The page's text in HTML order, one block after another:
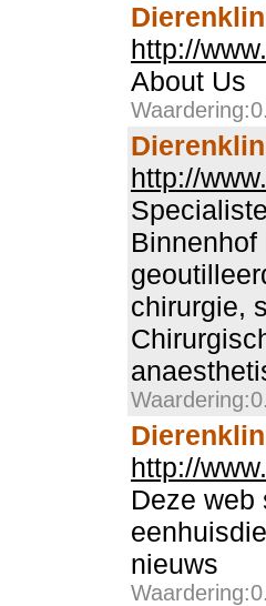
http://
About Us
http://
chirurgie,
http://
Deze web
nieuws